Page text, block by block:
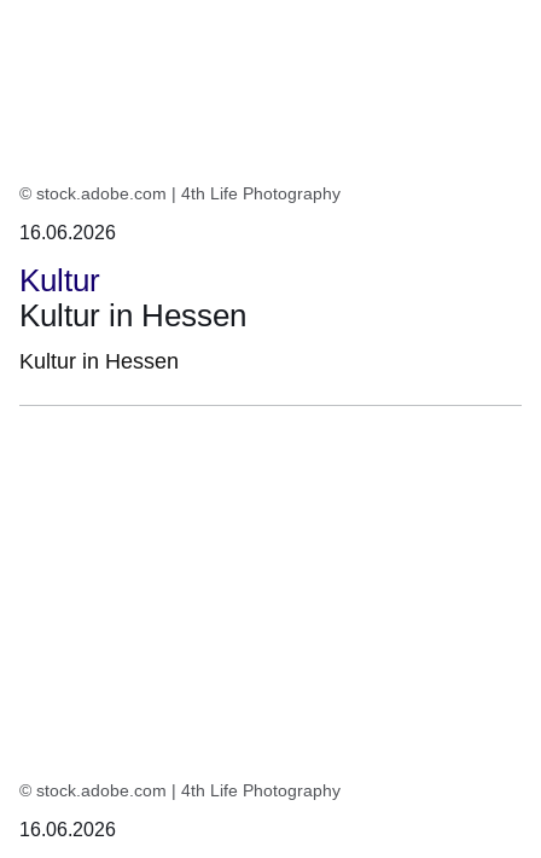
© stock.adobe.com | 4th Life Photography
16.06.2026
Kultur
Kultur in Hessen
Kultur in Hessen
© stock.adobe.com | 4th Life Photography
16.06.2026